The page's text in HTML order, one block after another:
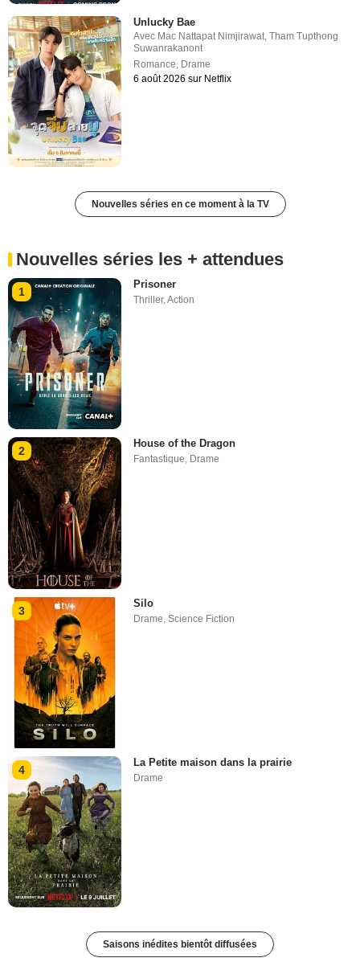
Unlucky Bae
Avec Mac Nattapat Nimjirawat,Tham Tupthong
Suwanrakanont
Romance, Drame
6 août 2026 sur Netflix
Nouvelles séries en ce moment à la TV
Nouvelles séries les + attendues
1
Prisoner
Thriller,Action
2
House of the Dragon
Fantastique, Drame
3
Silo
Drame ,Science Fiction
4
La Petite maison dans la prairie
Drame
Saisons inédites bientôt diffusées